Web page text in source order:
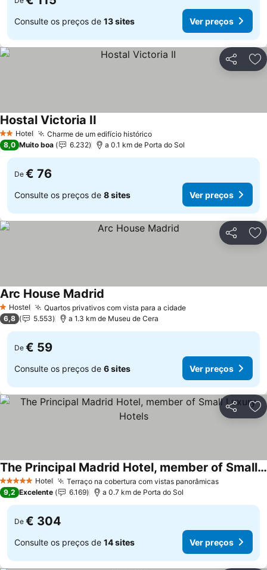
Consulte os preços de 13 sites Ver preços
Partilhar
2 Estrelas
Hotel Charme de um edifício histórico
Hostal Victoria II
8,0 Muito boa 6.232 a 0.1 km de Porta do Sol
De € 76
Consulte os preços de 8 sites Ver preços
Partilhar
1 Estrelas
Hostel Quartos privativos com vista para a cidade
Arc House Madrid
6,8 5.553 a 1.3 km de Museu de Cera
De € 59
Consulte os preços de 6 sites Ver preços
Partilhar
5 Estrelas Hotel Terraço na cobertura com vistas panorâmicas
The Principal Madrid Hotel, member of Small Luxury Hotels
9,2 Excelente 6.169 a 0.7 km de Porta do Sol
De € 304
Consulte os preços de 14 sites Ver preços